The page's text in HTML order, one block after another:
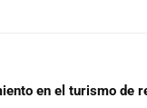
en el turismo de